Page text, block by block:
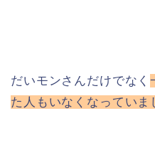
だいモンさんだけでなく
た人もいなくなっていま